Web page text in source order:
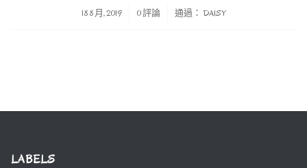
18 8 月, 2019
/ 0 評論 通過： DAISY
LABELS